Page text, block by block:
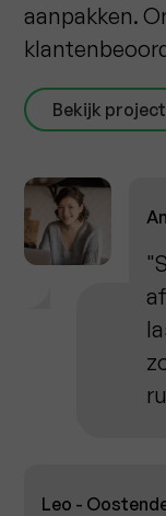
aanpakken.
Bekijk
Leo -